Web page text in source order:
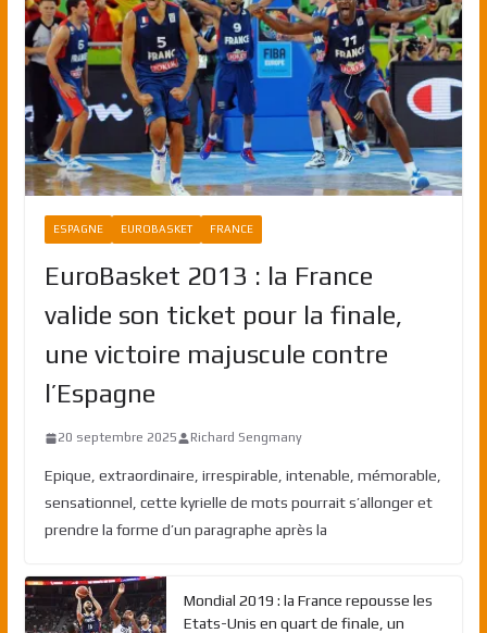
ESPAGNE EUROBASKET FRANCE
EuroBasket 2013 : la France
valide son ticket pour la finale,
une victoire majuscule contre
l’Espagne
20 septembre 2025 Richard Sengmany
Epique, extraordinaire, irrespirable, intenable, mémorable,
sensationnel, cette kyrielle de mots pourrait s’allonger et
prendre la forme d’un paragraphe après la
Mondial 2019 : la France repousse les
Etats-Unis en quart de finale, un